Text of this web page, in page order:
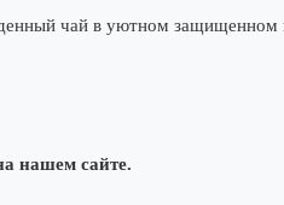
чай в уютном
нашем сайте.